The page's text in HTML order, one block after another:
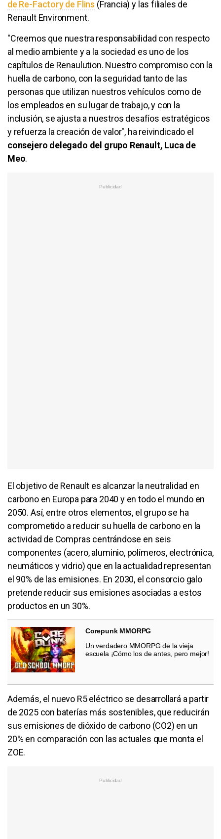
de Re-Factory de Flins (Francia) y las filiales de
Renault Environment.
"Creemos que nuestra responsabilidad con respecto
al medio ambiente y a la sociedad es uno de los
capítulos de Renaulution. Nuestro compromiso con la
huella de carbono, con la seguridad tanto de las
personas que utilizan nuestros vehículos como de
los empleados en su lugar de trabajo, y con la
inclusión, se ajusta a nuestros desafíos estratégicos
y refuerza la creación de valor", ha reivindicado el
consejero delegado del grupo Renault, Luca de
Meo.
El objetivo de Renault es alcanzar la neutralidad en
carbono en Europa para 2040 y en todo el mundo en
2050. Así, entre otros elementos, el grupo se ha
comprometido a reducir su huella de carbono en la
actividad de Compras centrándose en seis
componentes (acero, aluminio, polímeros, electrónica,
neumáticos y vidrio) que en la actualidad representan
el 90% de las emisiones. En 2030, el consorcio galo
pretende reducir sus emisiones asociadas a estos
productos en un 30%.
Corepunk MMORPG
Un verdadero MMORPG de la vieja
escuela ¡Cómo los de antes, pero mejor!
Además, el nuevo R5 eléctrico se desarrollará a partir
de 2025 con baterías más sostenibles, que reducirán
sus emisiones de dióxido de carbono (CO2) en un
20% en comparación con las actuales que monta el
ZOE.